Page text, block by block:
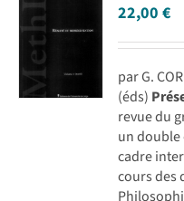
22,00€
par G.
(éds)
revue du
un double
cadre
cours des